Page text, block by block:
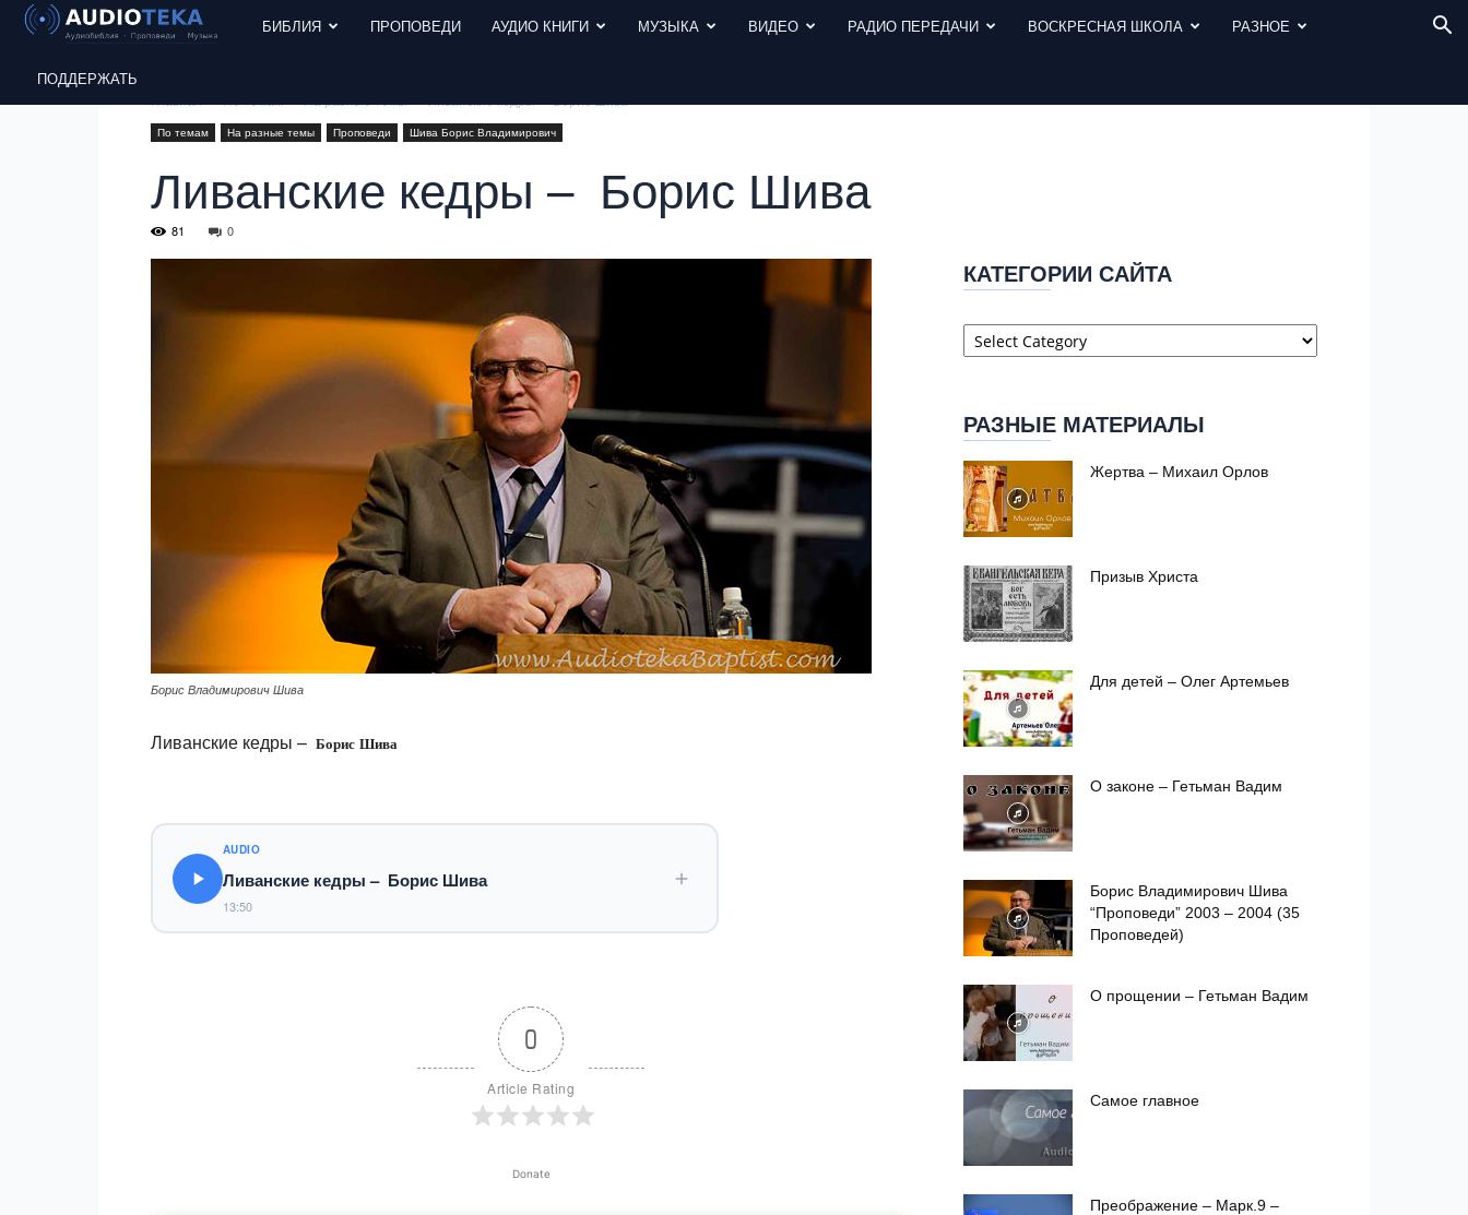
БИБЛИЯ ПРОПОВЕДИ АУДИО КНИГИ МУЗЫКА ВИДЕО РАДИО ПЕРЕДАЧИ ВОСКРЕСНАЯ ШКОЛА РАЗНОЕ
ПОДДЕРЖАТЬ
По темам На разные темы Проповеди Шива Борис Владимирович
Ливанские кедры – Борис Шива
81 0
Борис Владимирович Шива
Ливанские кедры – Борис Шива
AUDIO
Ливанские кедры – Борис Шива
13:50
0
Article Rating
Donate
КАТЕГОРИИ САЙТА
Категории
сайта
РАЗНЫЕ МАТЕРИАЛЫ
Жертва – Михаил Орлов
Призыв Христа
Для детей – Олег Артемьев
О законе – Гетьман Вадим
Борис Владимирович Шива
“Проповеди” 2003 – 2004 (35
Проповедей)
О прощении – Гетьман Вадим
Самое главное
Преображение – Марк.9 –